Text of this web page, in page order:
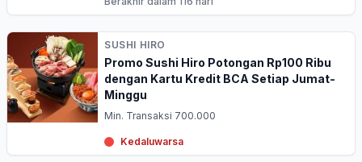
SUSHI HIRO
Promo Sushi Hiro Potongan Rp100 Ribu
dengan Kartu Kredit BCA Setiap Jumat-
Minggu
Min. Transaksi 700.000
Kedaluwarsa